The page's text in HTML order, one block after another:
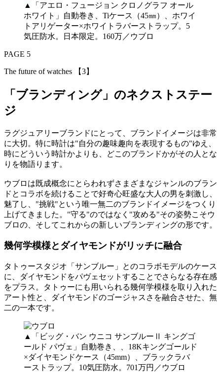
▲「アエロ・フュージョン クロノグラフ オール
ホワイト」自動巻き、Tiケース（45㎜）、ホワイ
トアリゲーター×ホワイトラバーストラップ。5
気圧防水。日本限定。160万／ウブロ
PAGE 5
The future of watches 【3】
「ブランディング」のネクストステー
ジ
ラグジュアリーブランドにとって、ブランドイメージは非常
に大切。特に時計は"自分の趣味趣向を表現するもの"ゆえ、
時にどういう時計かよりも、どこのブランドかがその人とな
りを物語ります。
ウブロは既成概念にとらわれずさまざまなジャンルのブラン
ドとコラボを続けることで好奇心旺盛な大人の男を刺激し、
魅了し、"挑戦"という唯一無二のブランドイメージをつくり
上げてきました。"守る"のではなく"攻める"その姿勢こそウ
ブロの、そしてこれからの新しいブランディングの形です。
幾何学模様とダイヤモンドがリッチに融合
タトゥースタジオ「サンブルー」とのコラボモデルのケース
に、ダイヤモンドをパヴェセットすることでさらなる存在感
をプラス。タトゥーにも用いられる幾何学模様を取り入れた
アート性と、ダイヤモンドのゴージャスさを融合させた、無
二の一本です。
▲「ビッグ・バン ウニコ サンブルーⅡ キングゴ
ールド パヴェ」自動巻き、、18Kキングゴールド
×ダイヤモンドケース（45mm）、ブラックラバ
ーストラップ。10気圧防水。701万円／ウブロ